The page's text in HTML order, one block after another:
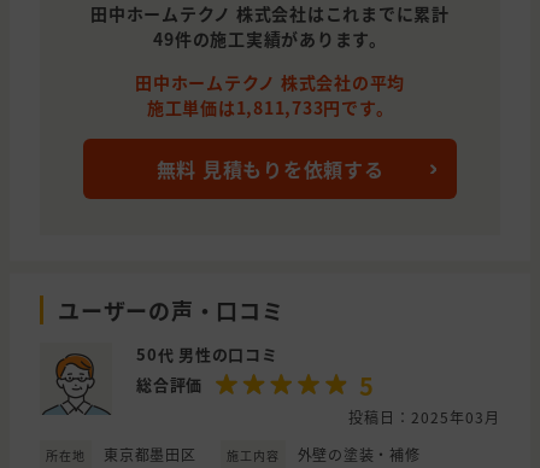
田中ホームテクノ 株式会社はこれまでに累計
49件の施工実績があります。
田中ホームテクノ 株式会社の平均
施工単価は1,811,733円です。
無料 見積もりを依頼する
ユーザーの声・口コミ
50代 男性の口コミ
総合評価
5
投稿日：2025年03月
所在地 東京都墨田区 施工内容 外壁の塗装・補修